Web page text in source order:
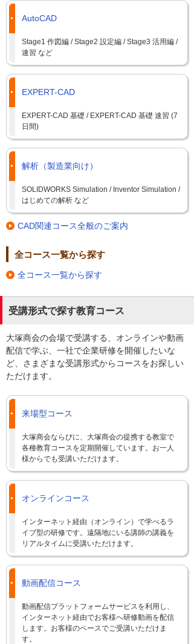
AutoCAD
Stage1 作図編 / Stage2 設定編 / Stage3 活用編 /
速習 など
EXPERT-CAD
EXPERT-CAD 基礎 / EXPERT-CAD 基礎 速習 (7
日間)
解析（製造業向け）
SOLIDWORKS Simulation / Inventor Simulation /
はじめての解析 など
CAD関連コース全般のご案内
全コース一覧から探す
全コース一覧から探す
受講形式で探す教育コース
大塚商会の会場で受講する、オンラインや動画
配信で学ぶ、一社で企業研修を開催したいな
ど、さまざまな受講形式からコースをお探しい
ただけます。
来場型コース
大塚商会ならびに、大塚商会の提携する教室で
各種教育コースを定期開催しています。お一人
様からでも受講いただけます。
オンラインコース
インターネット経由（オンライン）で学べるラ
イブ型の研修です。遠隔地にいる講師の講義を
リアルタイムに受講いただけます。
動画配信コース
動画配信プラットフォームサービスを利用し、
インターネット経由でお客様へ研修動画を配信
します。お客様のペースでご受講いただけま
す。